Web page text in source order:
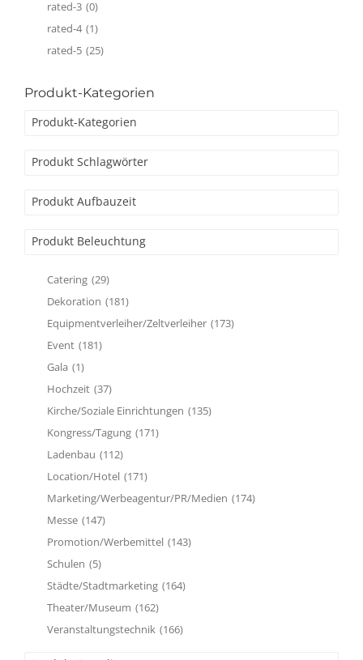
rated-3 (0)
rated-4 (1)
rated-5 (25)
Produkt-Kategorien
Produkt-Kategorien
Produkt Schlagwörter
Produkt Aufbauzeit
Produkt Beleuchtung
Catering (29)
Dekoration (181)
Equipmentverleiher/Zeltverleiher (173)
Event (181)
Gala (1)
Hochzeit (37)
Kirche/Soziale Einrichtungen (135)
Kongress/Tagung (171)
Ladenbau (112)
Location/Hotel (171)
Marketing/Werbeagentur/PR/Medien (174)
Messe (147)
Promotion/Werbemittel (143)
Schulen (5)
Städte/Stadtmarketing (164)
Theater/Museum (162)
Veranstaltungstechnik (166)